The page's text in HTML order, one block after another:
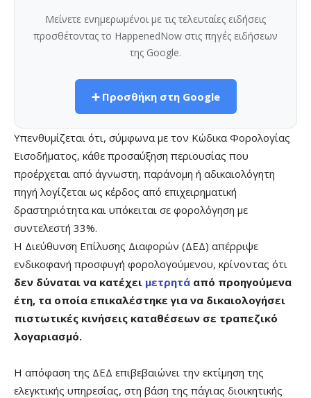
Μείνετε ενημερωμένοι με τις τελευταίες ειδήσεις
προσθέτοντας το HappenedNow στις πηγές ειδήσεων
της Google.
➕ Προσθήκη στη Google
Υπενθυμίζεται ότι, σύμφωνα με τον Κώδικα Φορολογίας
Εισοδήματος, κάθε προσαύξηση περιουσίας που
προέρχεται από άγνωστη, παράνομη ή αδικαιολόγητη
πηγή λογίζεται ως κέρδος από επιχειρηματική
δραστηριότητα και υπόκειται σε φορολόγηση με
συντελεστή 33%.
Η Διεύθυνση Επίλυσης Διαφορών (ΔΕΔ) απέρριψε
ενδικοφανή προσφυγή φορολογούμενου, κρίνοντας ότι
δεν δύναται να κατέχει μετρητά από προηγούμενα
έτη, τα οποία επικαλέστηκε για να δικαιολογήσει
πιστωτικές κινήσεις καταθέσεων σε τραπεζικό
λογαριασμό.
Η απόφαση της ΔΕΔ επιβεβαιώνει την εκτίμηση της
ελεγκτικής υπηρεσίας, στη βάση της πάγιας διοικητικής